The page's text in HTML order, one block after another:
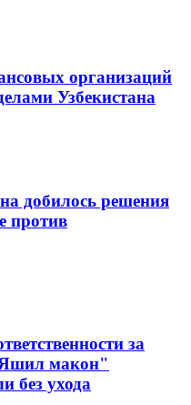
организаций
Узбекистана
добилось решения
против
за
макон"
без ухода